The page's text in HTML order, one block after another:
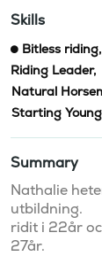
Skills
Bitless riding,
Riding Leader,
Natural
Starting
Summary
Nathalie
utbildning.
ridit i 22år
27år.